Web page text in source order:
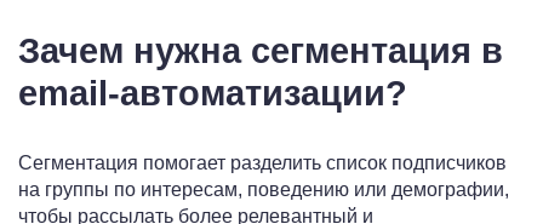
Зачем нужна сегментация в
email-автоматизации?
Сегментация помогает разделить список подписчиков
на группы по интересам, поведению или демографии,
чтобы рассылать более релевантный и